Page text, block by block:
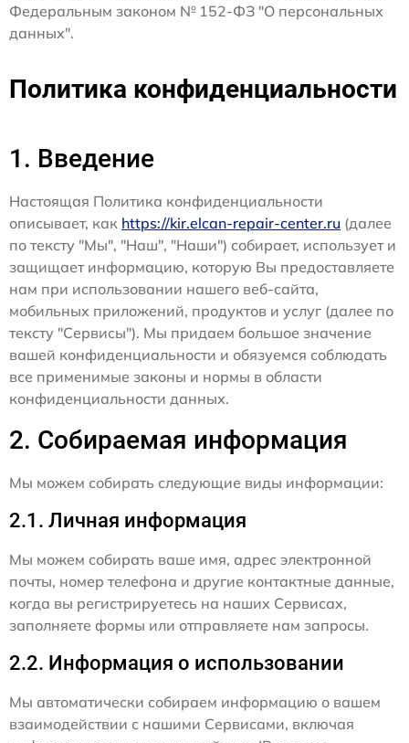
Федеральным законом № 152-ФЗ "О персональных
данных".
Политика конфиденциальности
1. Введение
Настоящая Политика конфиденциальности
описывает, как https://kir.elcan-repair-center.ru (далее
по тексту "Мы", "Наш", "Наши") собирает, использует и
защищает информацию, которую Вы предоставляете
нам при использовании нашего веб-сайта,
мобильных приложений, продуктов и услуг (далее по
тексту "Сервисы"). Мы придаем большое значение
вашей конфиденциальности и обязуемся соблюдать
все применимые законы и нормы в области
конфиденциальности данных.
2. Собираемая информация
Мы можем собирать следующие виды информации:
2.1. Личная информация
Мы можем собирать ваше имя, адрес электронной
почты, номер телефона и другие контактные данные,
когда вы регистрируетесь на наших Сервисах,
заполняете формы или отправляете нам запросы.
2.2. Информация о использовании
Мы автоматически собираем информацию о вашем
взаимодействии с нашими Сервисами, включая